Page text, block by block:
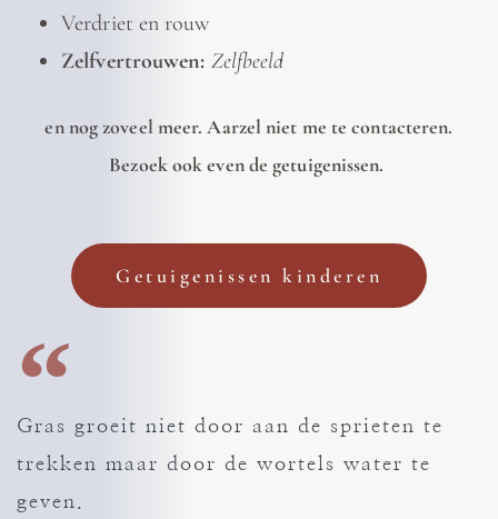
Verdriet en rouw
Zelfvertrouwen: Zelfbeeld
en nog zoveel meer. Aarzel niet me te contacteren.
Bezoek ook even de getuigenissen.
Getuigenissen kinderen
Gras groeit niet door aan de sprieten te
trekken maar door de wortels water te
geven.